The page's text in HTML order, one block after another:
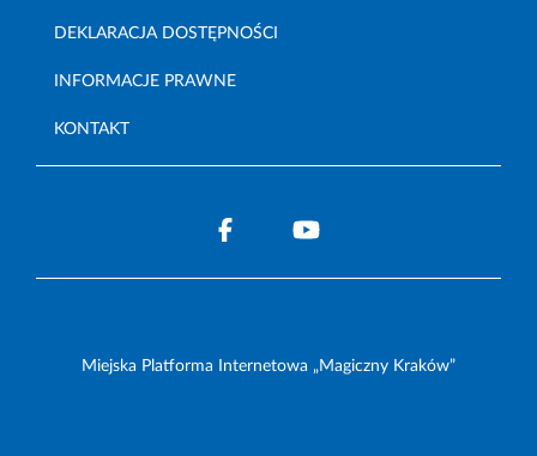
DEKLARACJA DOSTĘPNOŚCI
INFORMACJE PRAWNE
KONTAKT
Miejska Platforma Internetowa „Magiczny Kraków”